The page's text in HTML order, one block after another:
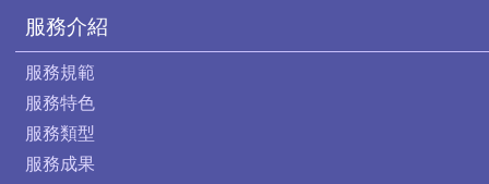
服務介紹
服務規範
服務特色
服務類型
服務成果